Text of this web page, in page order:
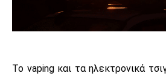
Το vaping και τα ηλεκτρονικά